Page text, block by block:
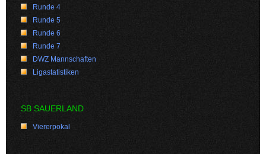
Runde 4
Runde 5
Runde 6
Runde 7
DWZ Mannschaften
Ligastatistiken
SB SAUERLAND
Viererpokal